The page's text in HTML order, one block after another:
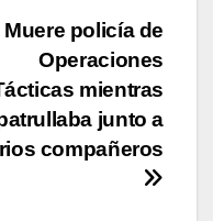
Muere policía de
Operaciones
mientras
junto a
compañeros